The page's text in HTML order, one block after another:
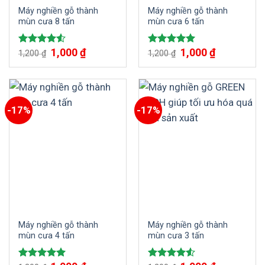
Máy nghiền gỗ thành
mùn cưa 8 tấn
Được xếp
4.50
1,200₫ Giá
gốc
là:
1,000₫Giá
hiện
tại
1,000 ₫.
Máy nghiền gỗ thành
mùn cưa 6 tấn
Được xếp
5.00
1,200₫ Giá
gốc
là:
1,000₫Giá
hiện
tại
1,000 ₫.
-17%
Máy nghiền gỗ thành
mùn cưa 4 tấn
-17%
Máy nghiền gỗ thành
mùn cưa 3 tấn